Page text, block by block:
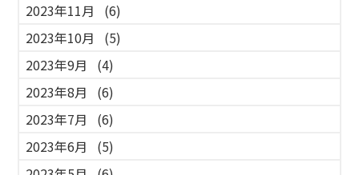
2023年11月
(6)
2023年10月
(5)
2023年9月
(4)
2023年8月
(6)
2023年7月
(6)
2023年6月
(5)